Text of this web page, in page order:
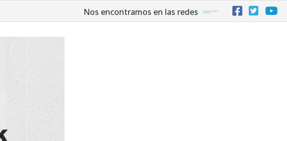
Nos encontramos en las redes